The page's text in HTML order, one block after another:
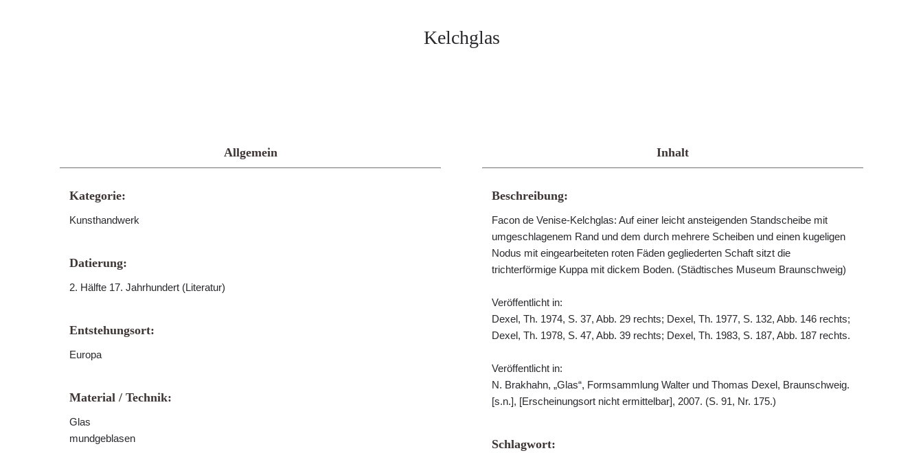
Kelchglas
Allgemein
Kategorie:
Kunsthandwerk
Datierung:
2. Hälfte 17. Jahrhundert (Literatur)
Entstehungsort:
Europa
Material / Technik:
Glas
mundgeblasen
Inhalt
Beschreibung:
Facon de Venise-Kelchglas: Auf einer leicht ansteigenden Standscheibe mit
umgeschlagenem Rand und dem durch mehrere Scheiben und einen kugeligen
Nodus mit eingearbeiteten roten Fäden gegliederten Schaft sitzt die
trichterförmige Kuppa mit dickem Boden. (Städtisches Museum Braunschweig)
Veröffentlicht in:
Dexel, Th. 1974, S. 37, Abb. 29 rechts; Dexel, Th. 1977, S. 132, Abb. 146 rechts;
Dexel, Th. 1978, S. 47, Abb. 39 rechts; Dexel, Th. 1983, S. 187, Abb. 187 rechts.
Veröffentlicht in:
N. Brakhahn, „Glas“, Formsammlung Walter und Thomas Dexel, Braunschweig.
[s.n.], [Erscheinungsort nicht ermittelbar], 2007. (S. 91, Nr. 175.)
Schlagwort: